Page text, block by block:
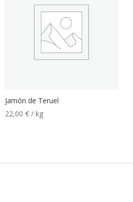
Jamón de Teruel
22,00 € / kg